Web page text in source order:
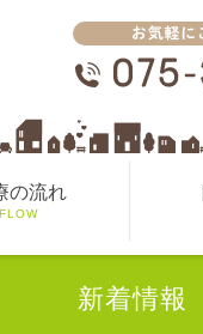
の流れ
FLOW
新着情報